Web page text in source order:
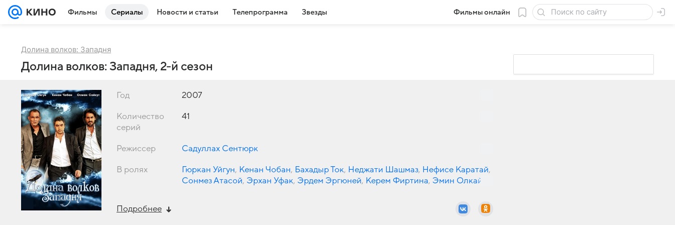
Фильмы Сериалы Новости и статьи Телепрограмма Звезды Фильмы онлайн
Долина волков: Западня
Долина волков: Западня, 2-й сезон
Год 2007
Количество
серий
41
Режиссер Садуллах Сентюрк
В ролях Гюркан Уйгун, Кенан Чобан, Бахадыр Ток, Неджати Шашмаз, Нефисе Каратай,
Сонмез Атасой, Эрхан Уфак, Эрдем Эргюней, Керем Фиртина, Эмин Олкай
Подробнее